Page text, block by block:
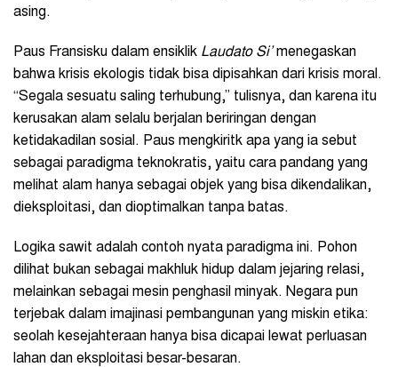
asing.
Paus Fransisku dalam ensiklik Laudato Si’menegaskan
bahwa krisis ekologis tidak bisa dipisahkan dari krisis moral.
“Segala sesuatu saling terhubung,” tulisnya, dan karena itu
kerusakan alam selalu berjalan beriringan dengan
ketidakadilan sosial. Paus mengkiritk apa yang ia sebut
sebagai paradigma teknokratis, yaitu cara pandang yang
melihat alam hanya sebagai objek yang bisa dikendalikan,
dieksploitasi, dan dioptimalkan tanpa batas.
Logika sawit adalah contoh nyata paradigma ini. Pohon
dilihat bukan sebagai makhluk hidup dalam jejaring relasi,
melainkan sebagai mesin penghasil minyak. Negara pun
terjebak dalam imajinasi pembangunan yang miskin etika:
seolah kesejahteraan hanya bisa dicapai lewat perluasan
lahan dan eksploitasi besar-besaran.